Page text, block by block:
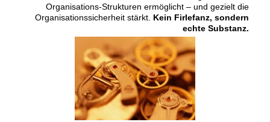
Organisations-Strukturen ermöglicht – und gezielt die
Organisationssicherheit stärkt. Kein Firlefanz, sondern
echte Substanz.